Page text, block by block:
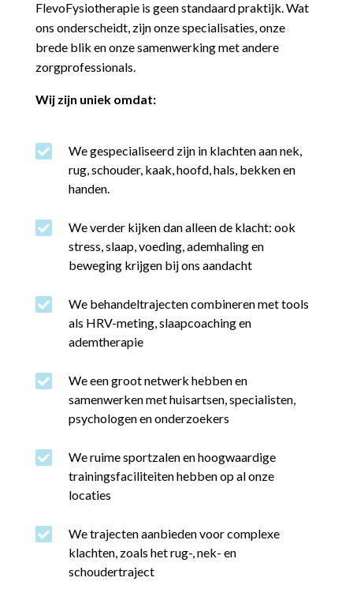
FlevoFysiotherapie is geen standaard praktijk. Wat
ons onderscheidt, zijn onze specialisaties, onze
brede blik en onze samenwerking met andere
zorgprofessionals.
Wij zijn uniek omdat:

We gespecialiseerd zijn in klachten aan nek,
rug, schouder, kaak, hoofd, hals, bekken en
handen.

We verder kijken dan alleen de klacht: ook
stress, slaap, voeding, ademhaling en
beweging krijgen bij ons aandacht

We behandeltrajecten combineren met tools
als HRV-meting, slaapcoaching en
ademtherapie

We een groot netwerk hebben en
samenwerken met huisartsen, specialisten,
psychologen en onderzoekers

We ruime sportzalen en hoogwaardige
trainingsfaciliteiten hebben op al onze
locaties

We trajecten aanbieden voor complexe
klachten, zoals het rug-, nek- en
schoudertraject